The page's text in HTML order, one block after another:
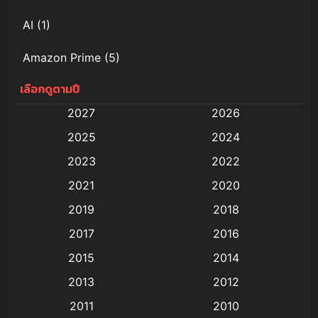
AI (1)
Amazon Prime (5)
Anal (ประตูหลัง)
Animation การ์ตูน
Animation อนิเมะ
Animation แอนิเมชัน
(9)
เลือกดูตามปี
2027
2026
2025
2024
2023
2022
2021
2020
2019
2018
2017
2016
2015
2014
2013
2012
2011
2010